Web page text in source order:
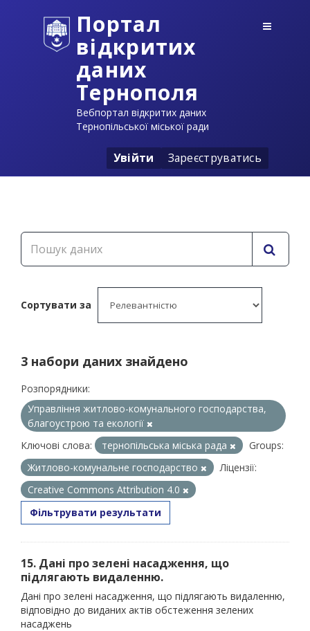
Портал
відкритих
даних
Тернополя
Вебпортал відкритих даних
Тернопільської міської ради
Увійти Зареєструватись
Сортувати за
3 набори даних знайдено
Розпорядники:
Управління житлово-комунального господарства,
благоустрою та екології
Ключові слова:
тернопільська міська рада
Groups:
Житлово-комунальне господарство
Ліцензії:
Creative Commons Attribution 4.0
Фільтрувати результати
15. Дані про зелені насадження, що
підлягають видаленню.
Дані про зелені насадження, що підлягають видаленню,
відповідно до виданих актів обстеження зелених
насаджень